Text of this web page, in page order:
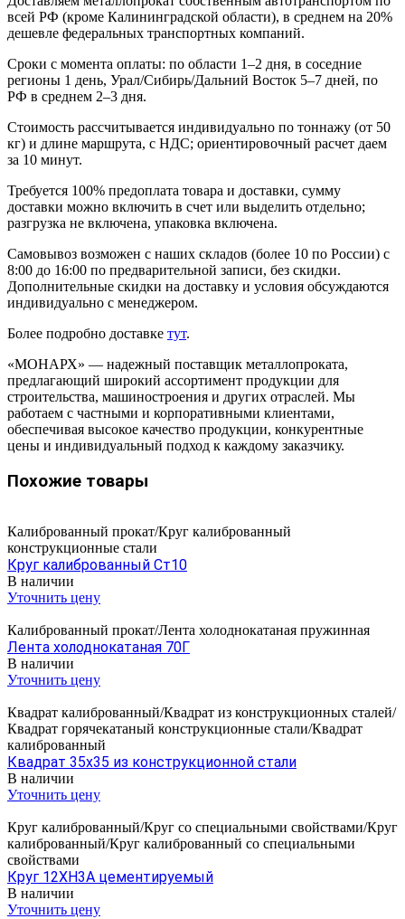
всей РФ (кроме Калининградской области), в среднем на 20%
дешевле федеральных транспортных компаний.
Сроки с момента оплаты: по области 1–2 дня, в соседние
регионы 1 день, Урал/Сибирь/Дальний Восток 5–7 дней, по
РФ в среднем 2–3 дня.
Стоимость рассчитывается индивидуально по тоннажу (от 50
кг) и длине маршрута, с НДС; ориентировочный расчет даем
за 10 минут.
Требуется 100% предоплата товара и доставки, сумму
доставки можно включить в счет или выделить отдельно;
разгрузка не включена, упаковка включена.
Самовывоз возможен с наших складов (более 10 по России) с
8:00 до 16:00 по предварительной записи, без скидки.
Дополнительные скидки на доставку и условия обсуждаются
индивидуально с менеджером.
Более подробно доставке тут.
«МОНАРХ» — надежный поставщик металлопроката,
предлагающий широкий ассортимент продукции для
строительства, машиностроения и других отраслей. Мы
работаем с частными и корпоративными клиентами,
обеспечивая высокое качество продукции, конкурентные
цены и индивидуальный подход к каждому заказчику.
Похожие товары
Калиброванный прокат/Круг калиброванный
конструкционные стали
Круг калиброванный Ст10
В наличии
Уточнить цену
Калиброванный прокат/Лента холоднокатаная пружинная
Лента холоднокатаная 70Г
В наличии
Уточнить цену
Квадрат калиброванный/Квадрат из конструкционных сталей/
Квадрат горячекатаный конструкционные стали/Квадрат
калиброванный
Квадрат 35х35 из конструкционной стали
В наличии
Уточнить цену
Круг калиброванный/Круг со специальными свойствами/Круг
калиброванный/Круг калиброванный со специальными
свойствами
Круг 12ХН3А цементируемый
В наличии
Уточнить цену